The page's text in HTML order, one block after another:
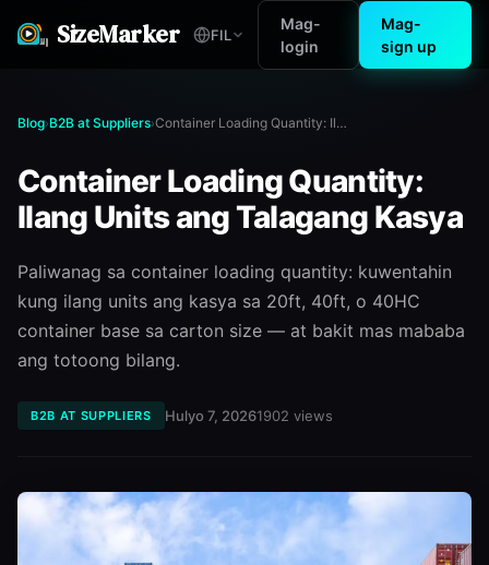
SizeMarker FIL
Mag-
login
Mag-
sign up
Blog›B2B at Suppliers› Container Loading Quantity: Ilang Units ang Talagang Kasya
Container Loading Quantity:
Ilang Units ang Talagang Kasya
Paliwanag sa container loading quantity: kuwentahin
kung ilang units ang kasya sa 20ft, 40ft, o 40HC
container base sa carton size — at bakit mas mababa
ang totoong bilang.
B2B AT SUPPLIERS Hulyo 7, 20261902 views